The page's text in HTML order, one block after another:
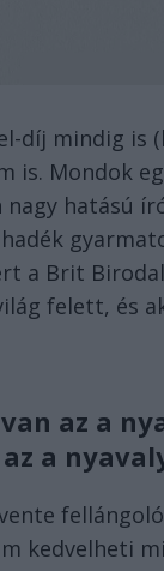
díj mindig is
is. Mondok
nagy hatású
a Brit
felett, és
az a
a
kedvelheti